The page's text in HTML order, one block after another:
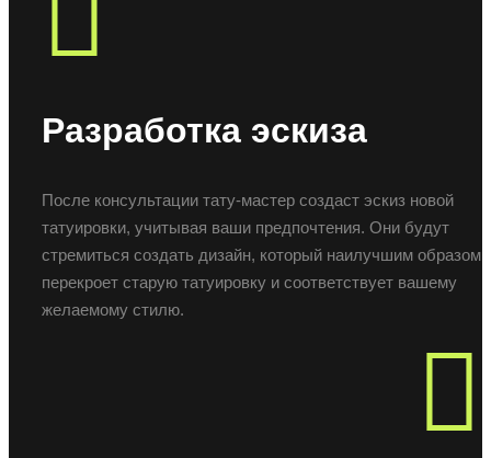
Разработка эскиза
После консультации тату-мастер создаст эскиз новой
татуировки, учитывая ваши предпочтения. Они будут
стремиться создать дизайн, который наилучшим образом
перекроет старую татуировку и соответствует вашему
желаемому стилю.